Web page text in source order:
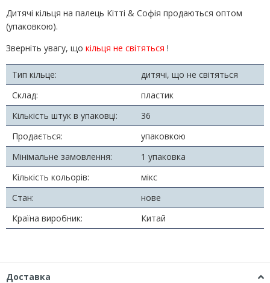
Дитячі кільця на палець Кітті & Софія продаються оптом
(упаковкою).
Зверніть увагу, що кільця не світяться !
Тип кільце:
дитячі, що не світяться
Склад:
пластик
Кількість штук в упаковці:
36
Продається:
упаковкою
Мінімальне замовлення:
1 упаковка
Кількість кольорів:
мікс
Стан:
нове
Країна виробник:
Китай
Доставка